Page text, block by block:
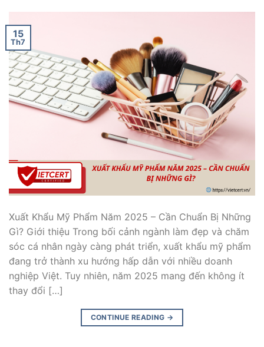
15
Th7
Xuất Khẩu Mỹ Phẩm Năm 2025 – Cần Chuẩn Bị Những
Gì? Giới thiệu Trong bối cảnh ngành làm đẹp và chăm
sóc cá nhân ngày càng phát triển, xuất khẩu mỹ phẩm
đang trở thành xu hướng hấp dẫn với nhiều doanh
nghiệp Việt. Tuy nhiên, năm 2025 mang đến không ít
thay đổi […]
CONTINUE READING →